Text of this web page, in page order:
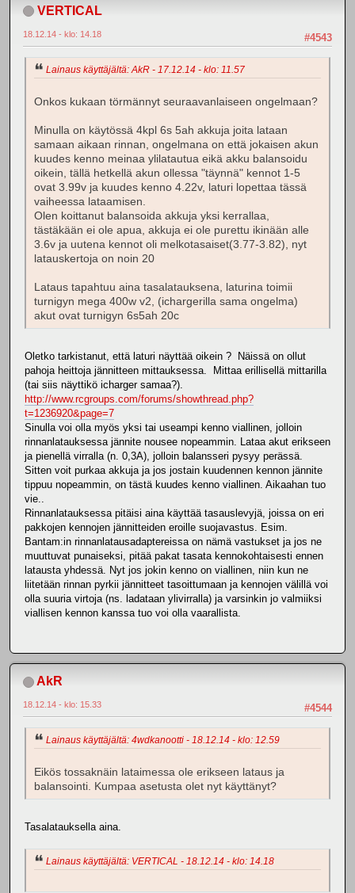
VERTICAL
#4543
18.12.14 - klo: 14.18
Lainaus käyttäjältä: AkR - 17.12.14 - klo: 11.57
Onkos kukaan törmännyt seuraavanlaiseen ongelmaan?
Minulla on käytössä 4kpl 6s 5ah akkuja joita lataan
samaan aikaan rinnan, ongelmana on että jokaisen akun
kuudes kenno meinaa ylilatautua eikä akku balansoidu
oikein, tällä hetkellä akun ollessa "täynnä" kennot 1-5
ovat 3.99v ja kuudes kenno 4.22v, laturi lopettaa tässä
vaiheessa lataamisen.
Olen koittanut balansoida akkuja yksi kerrallaa,
tästäkään ei ole apua, akkuja ei ole purettu ikinään alle
3.6v ja uutena kennot oli melkotasaiset(3.77-3.82), nyt
latauskertoja on noin 20
Lataus tapahtuu aina tasalatauksena, laturina toimii
turnigyn mega 400w v2, (ichargerilla sama ongelma)
akut ovat turnigyn 6s5ah 20c
Oletko tarkistanut, että laturi näyttää oikein ? Näissä on ollut
pahoja heittoja jännitteen mittauksessa. Mittaa erillisellä mittarilla
(tai siis näyttikö icharger samaa?).
http://www.rcgroups.com/forums/showthread.php?
t=1236920&page=7
Sinulla voi olla myös yksi tai useampi kenno viallinen, jolloin
rinnanlatauksessa jännite nousee nopeammin. Lataa akut erikseen
ja pienellä virralla (n. 0,3A), jolloin balansseri pysyy perässä.
Sitten voit purkaa akkuja ja jos jostain kuudennen kennon jännite
tippuu nopeammin, on tästä kuudes kenno viallinen. Aikaahan tuo
vie..
Rinnanlatauksessa pitäisi aina käyttää tasauslevyjä, joissa on eri
pakkojen kennojen jännitteiden eroille suojavastus. Esim.
Bantam:in rinnanlatausadaptereissa on nämä vastukset ja jos ne
muuttuvat punaiseksi, pitää pakat tasata kennokohtaisesti ennen
latausta yhdessä. Nyt jos jokin kenno on viallinen, niin kun ne
liitetään rinnan pyrkii jännitteet tasoittumaan ja kennojen välillä voi
olla suuria virtoja (ns. ladataan ylivirralla) ja varsinkin jo valmiiksi
viallisen kennon kanssa tuo voi olla vaarallista.
AkR
#4544
18.12.14 - klo: 15.33
Lainaus käyttäjältä: 4wdkanootti - 18.12.14 - klo: 12.59
Eikös tossaknäin lataimessa ole erikseen lataus ja
balansointi. Kumpaa asetusta olet nyt käyttänyt?
Tasalatauksella aina.
Lainaus käyttäjältä: VERTICAL - 18.12.14 - klo: 14.18